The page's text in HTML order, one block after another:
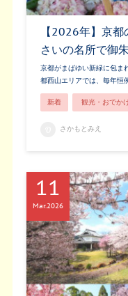
【2026年】京
さいの名所で御
京都がまばゆい新緑に包ま
都西山エリアでは、毎年
新着 観光・おでか
さかもとみえ
11
Mar2026